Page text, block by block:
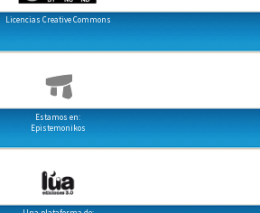
Licencias Creative Commons
Estamos en:
Epistemonikos